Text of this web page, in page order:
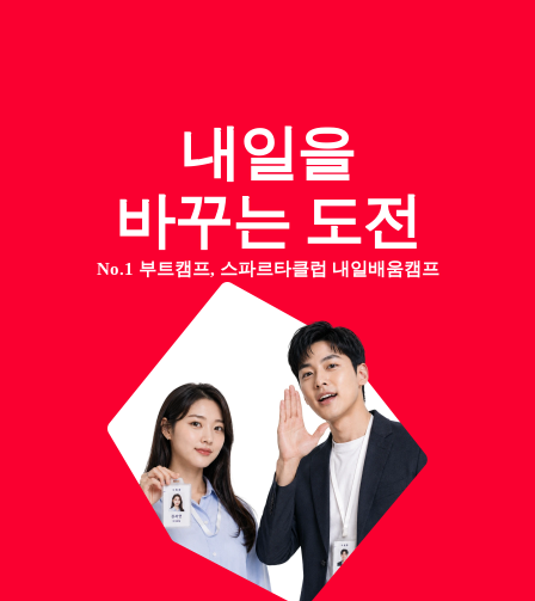
내일을
바꾸는 도전
No.1 부트캠프, 스파르타클럽 내일배움캠프